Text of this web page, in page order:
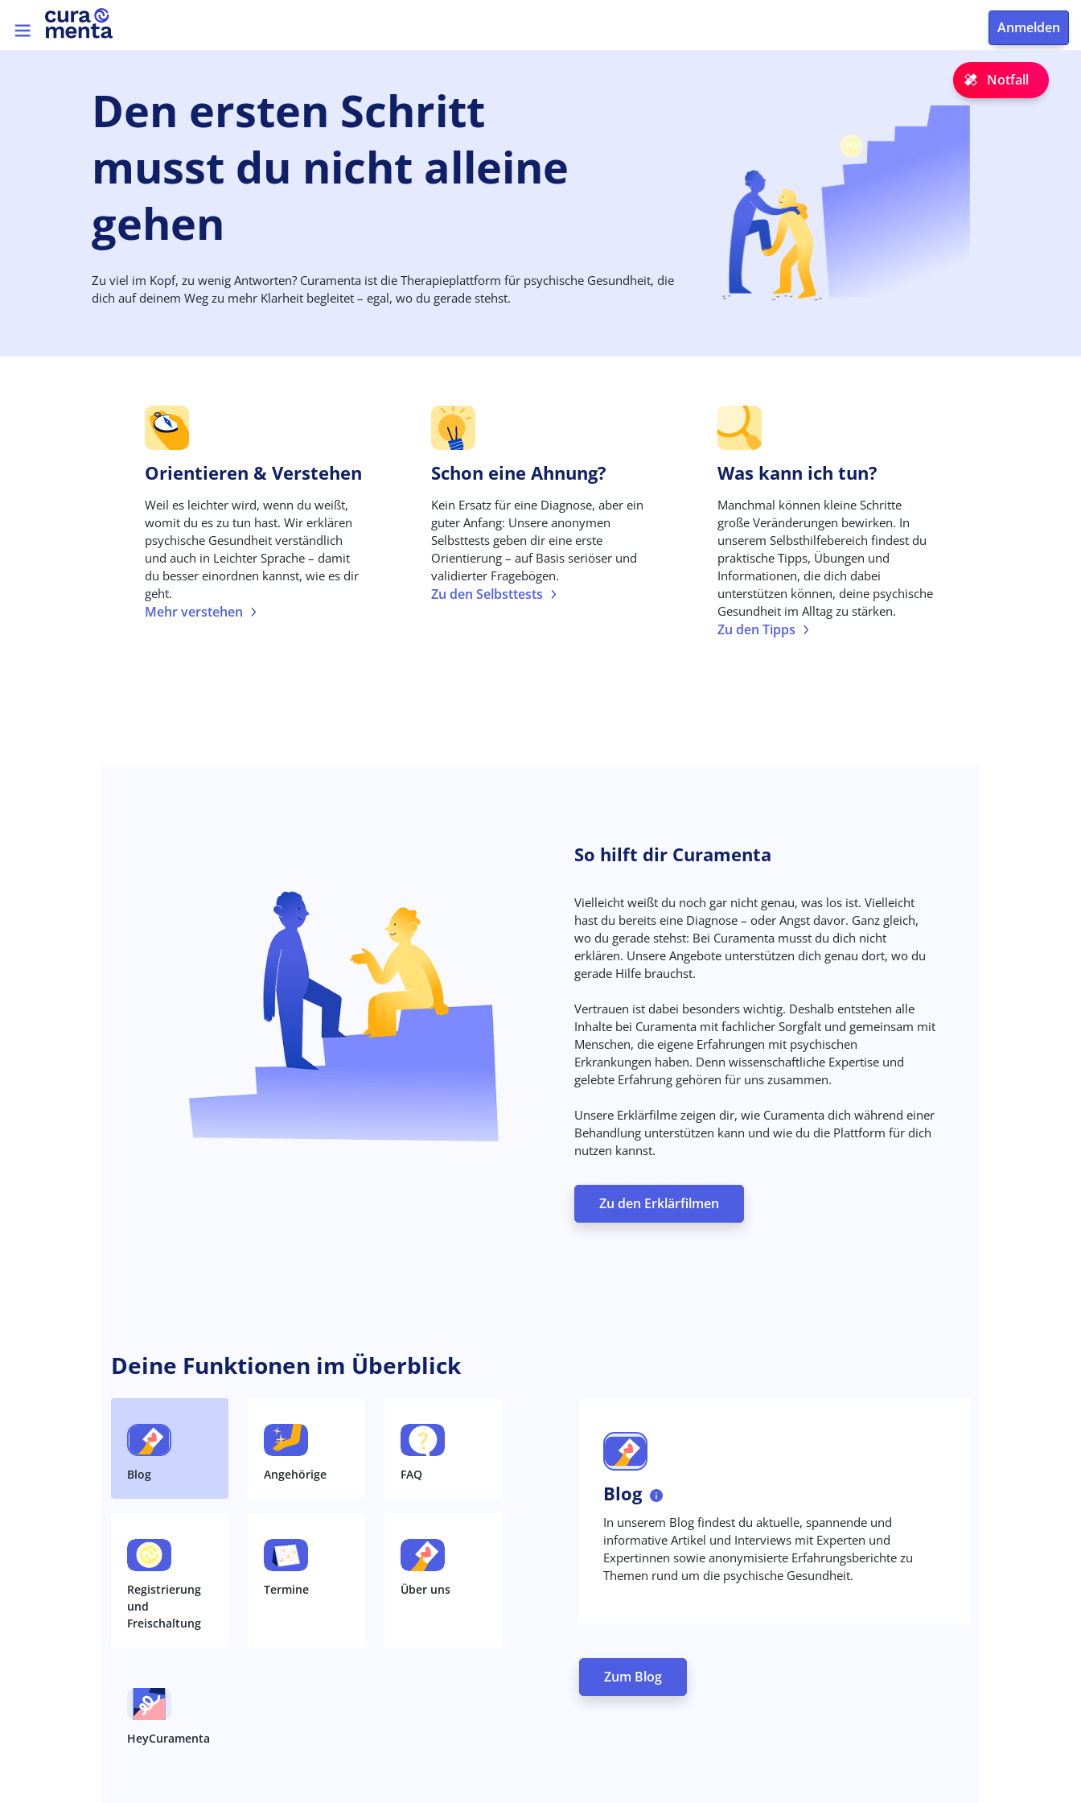
Direkt zum Inhalt
Top menu
Notfall
Den ersten Schritt
musst du nicht alleine
gehen
Zu viel im Kopf, zu wenig Antworten? Curamenta ist die Therapieplattform für psychische Gesundheit, die
dich auf deinem Weg zu mehr Klarheit begleitet – egal, wo du gerade stehst.
Orientieren & Verstehen
Weil es leichter wird, wenn du weißt,
womit du es zu tun hast. Wir erklären
psychische Gesundheit verständlich
und auch in Leichter Sprache – damit
du besser einordnen kannst, wie es dir
geht.
Mehr verstehen
Schon eine Ahnung?
Kein Ersatz für eine Diagnose, aber ein
guter Anfang: Unsere anonymen
Selbsttests geben dir eine erste
Orientierung – auf Basis seriöser und
validierter Fragebögen.
Zu den Selbsttests
Was kann ich tun?
Manchmal können kleine Schritte
große Veränderungen bewirken. In
unserem Selbsthilfebereich findest du
praktische Tipps, Übungen und
Informationen, die dich dabei
unterstützen können, deine psychische
Gesundheit im Alltag zu stärken.
Zu den Tipps
So hilft dir Curamenta
Vielleicht weißt du noch gar nicht genau, was los ist. Vielleicht
hast du bereits eine Diagnose – oder Angst davor. Ganz gleich,
wo du gerade stehst: Bei Curamenta musst du dich nicht
erklären. Unsere Angebote unterstützen dich genau dort, wo du
gerade Hilfe brauchst.
Vertrauen ist dabei besonders wichtig. Deshalb entstehen alle
Inhalte bei Curamenta mit fachlicher Sorgfalt und gemeinsam mit
Menschen, die eigene Erfahrungen mit psychischen
Erkrankungen haben. Denn wissenschaftliche Expertise und
gelebte Erfahrung gehören für uns zusammen.
Unsere Erklärfilme zeigen dir, wie Curamenta dich während einer
Behandlung unterstützen kann und wie du die Plattform für dich
nutzen kannst.
Zu den Erklärfilmen
Deine Funktionen im Überblick
Blog Angehörige FAQ
Registrierung
und
Freischaltung
Termine Über uns
HeyCuramenta
Blog
In unserem Blog findest du aktuelle, spannende und
informative Artikel und Interviews mit Experten und
Expertinnen sowie anonymisierte Erfahrungsberichte zu
Themen rund um die psychische Gesundheit.
Zum Blog